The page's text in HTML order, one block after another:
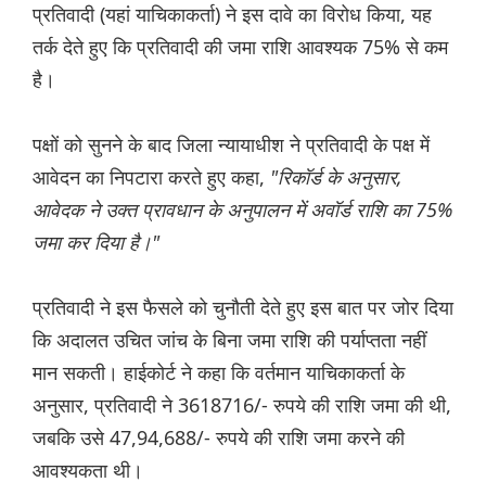
प्रतिवादी (यहां याचिकाकर्ता) ने इस दावे का विरोध किया, यह
तर्क देते हुए कि प्रतिवादी की जमा राशि आवश्यक 75% से कम
है।
पक्षों को सुनने के बाद जिला न्यायाधीश ने प्रतिवादी के पक्ष में
आवेदन का निपटारा करते हुए कहा, "रिकॉर्ड के अनुसार,
आवेदक ने उक्त प्रावधान के अनुपालन में अवॉर्ड राशि का 75%
जमा कर दिया है।"
प्रतिवादी ने इस फैसले को चुनौती देते हुए इस बात पर जोर दिया
कि अदालत उचित जांच के बिना जमा राशि की पर्याप्तता नहीं
मान सकती। हाईकोर्ट ने कहा कि वर्तमान याचिकाकर्ता के
अनुसार, प्रतिवादी ने 3618716/- रुपये की राशि जमा की थी,
जबकि उसे 47,94,688/- रुपये की राशि जमा करने की
आवश्यकता थी।